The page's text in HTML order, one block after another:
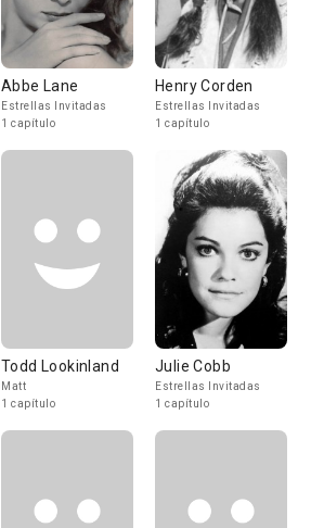
Abbe Lane
Estrellas Invitadas
1 capítulo
Henry Corden
Estrellas Invitadas
1 capítulo
Todd Lookinland
Matt
1 capítulo
Julie Cobb
Estrellas Invitadas
1 capítulo